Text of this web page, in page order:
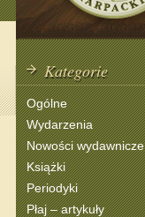
Kategorie
Ogólne
Wydarzenia
Nowości wydawnicze
Książki
Periodyki
Płaj – artykuły